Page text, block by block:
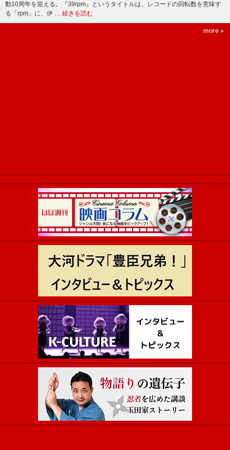
動10周年を迎える。『39rpm』というタイトルは、レコードの回転数を意味す
る「rpm」に、伊 … 続きを読む
more »